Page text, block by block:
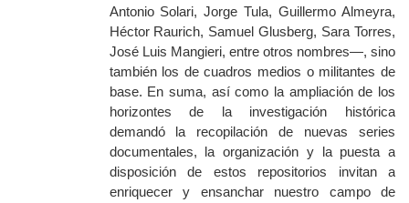
Antonio Solari, Jorge Tula, Guillermo Almeyra,
Héctor Raurich, Samuel Glusberg, Sara Torres,
José Luis Mangieri, entre otros nombres—, sino
también los de cuadros medios o militantes de
base. En suma, así como la ampliación de los
horizontes de la investigación histórica
demandó la recopilación de nuevas series
documentales, la organización y la puesta a
disposición de estos repositorios invitan a
enriquecer y ensanchar nuestro campo de